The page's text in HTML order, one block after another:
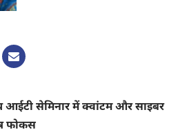
आईटी सेमिनार में क्वांटम और साइबर
फोकस